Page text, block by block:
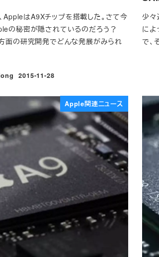
はA9Xチップを搭載した。さて今
の秘密が隠されているのだろう？
面の研究開発でどんな発展がみられ
投稿日
2015-11-28
少々
によ
で、
Apple関連ニュース